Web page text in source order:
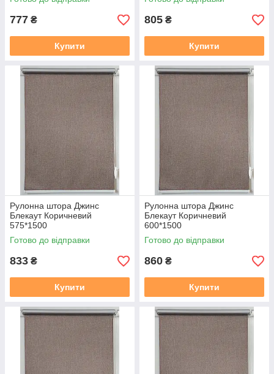
777 ₴
Купити
805 ₴
Купити
Рулонна штора Джинс
Блекаут Коричневий
575*1500
Готово до відправки
833 ₴
Купити
Рулонна штора Джинс
Блекаут Коричневий
600*1500
Готово до відправки
860 ₴
Купити